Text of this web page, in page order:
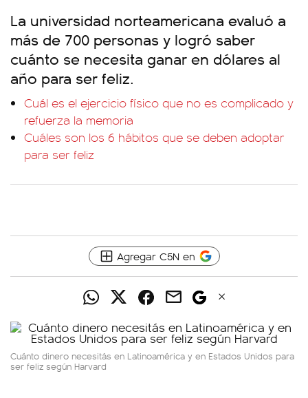
La universidad norteamericana evaluó a
más de 700 personas y logró saber
cuánto se necesita ganar en dólares al
año para ser feliz.
Cuál es el ejercicio físico que no es complicado y
refuerza la memoria
Cuáles son los 6 hábitos que se deben adoptar
para ser feliz
Agregar C5N en
Cuánto dinero necesitás en Latinoamérica y en Estados Unidos para
ser feliz según Harvard